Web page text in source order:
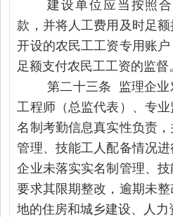
建设单位应当按照
款，并将人工费用及时足
开设的农民工工资专用账
足额支付农民工工资的监督
第二十三条 监理企业
工程师（总监代表）、专
名制考勤信息真实性负责
管理、技能工人配备情况
企业未落实实名制管理、
要求其限期整改，逾期未
地的住房和城乡建设、人力